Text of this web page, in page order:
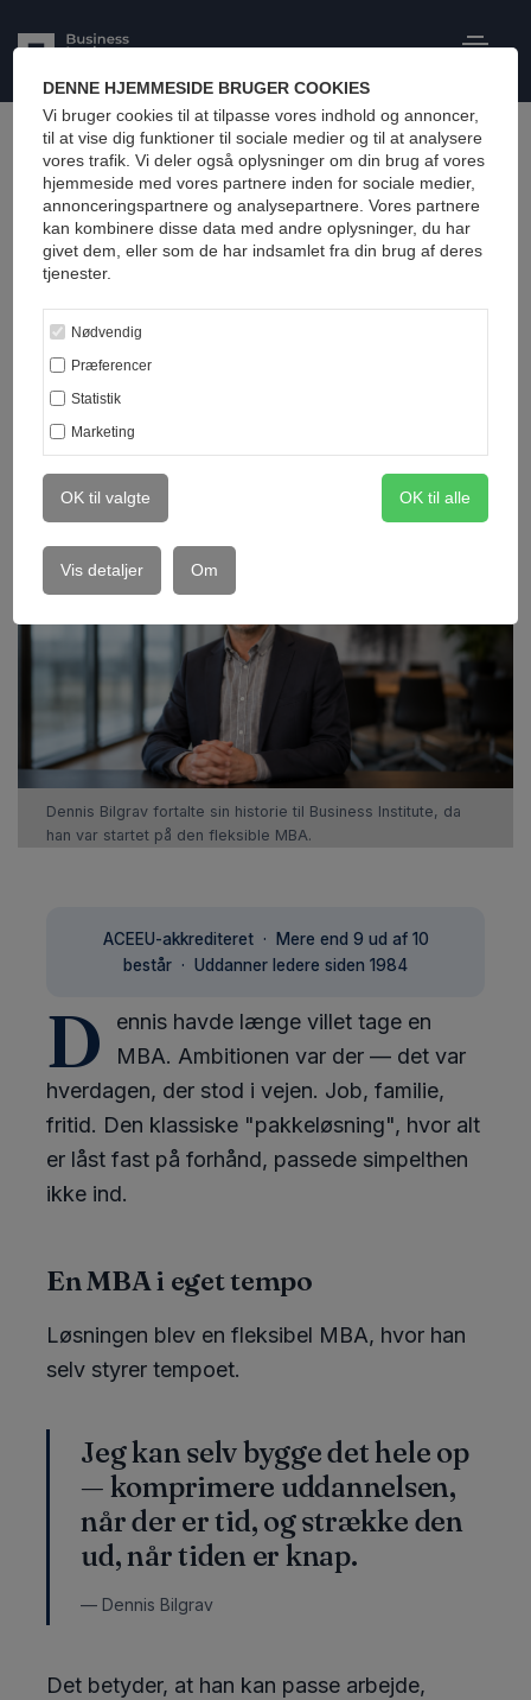
DENNE HJEMMESIDE BRUGER COOKIES
Vi bruger cookies til at tilpasse vores indhold og annoncer,
til at vise dig funktioner til sociale medier og til at analysere
vores trafik. Vi deler også oplysninger om din brug af vores
hjemmeside med vores partnere inden for sociale medier,
annonceringspartnere og analysepartnere. Vores partnere
kan kombinere disse data med andre oplysninger, du har
givet dem, eller som de har indsamlet fra din brug af deres
tjenester.
Nødvendig
Præferencer
Statistik
Marketing
OK til valgte OK til alle
Vis detaljer Om
Business Institute ANNONCE
LÆRINGSREJSE · FLEKSIBILITET
Fuldtidsjob, familie og
en MBA. Dennis fik det
til at passe.
Den største indvending mod en MBA er
sjældent pengene. Det er tiden. Dennis
Af redaktionen 3 min. læsning
Dennis Bilgrav fortalte sin historie til Business Institute, da
han var startet på den fleksible MBA.
ACEEU-akkrediteret · Mere end 9 ud af 10
består · Uddanner ledere siden 1984
D
ennis havde længe villet tage en
MBA. Ambitionen var der — det var
hverdagen, der stod i vejen. Job, familie,
fritid. Den klassiske "pakkeløsning", hvor alt
er låst fast på forhånd, passede simpelthen
ikke ind.
En MBA i eget tempo
Løsningen blev en fleksibel MBA, hvor han
selv styrer tempoet.
Jeg kan selv bygge det hele op
— komprimere uddannelsen,
når der er tid, og strække den
ud, når tiden er knap.
— Dennis Bilgrav
Det betyder, at han kan passe arbejde,